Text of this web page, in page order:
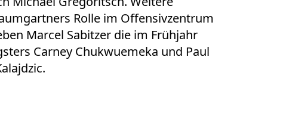
Rolle im Offensivzentrum
Marcel Sabitzer die im Frühjahr
Carney Chukwuemeka und Paul